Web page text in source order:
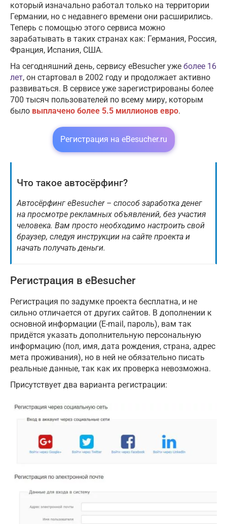
который изначально работал только на территории
Германии, но с недавнего времени они расширились.
Теперь с помощью этого сервиса можно
зарабатывать в таких странах как: Германия, Россия,
Франция, Испания, США.
На сегодняшний день, сервису eBesucher уже более 16
лет, он стартовал в 2002 году и продолжает активно
развиваться. В сервисе уже зарегистрированы более
700 тысяч пользователей по всему миру, которым
было выплачено более 5.5 миллионов евро.
Регистрация на eBesucher.ru
Что такое автосёрфинг?
Автосёрфинг eBesucher – способ заработка денег
на просмотре рекламных объявлений, без участия
человека. Вам просто необходимо настроить свой
браузер, следуя инструкции на сайте проекта и
начать получать деньги.
Регистрация в eBesucher
Регистрация по задумке проекта бесплатна, и не
сильно отличается от других сайтов. В дополнении к
основной информации (E-mail, пароль), вам так
придётся указать дополнительную персональную
информацию (пол, имя, дата рождения, страна, адрес
мета проживания), но в ней не обязательно писать
реальные данные, так как их проверка невозможна.
Присутствует два варианта регистрации: